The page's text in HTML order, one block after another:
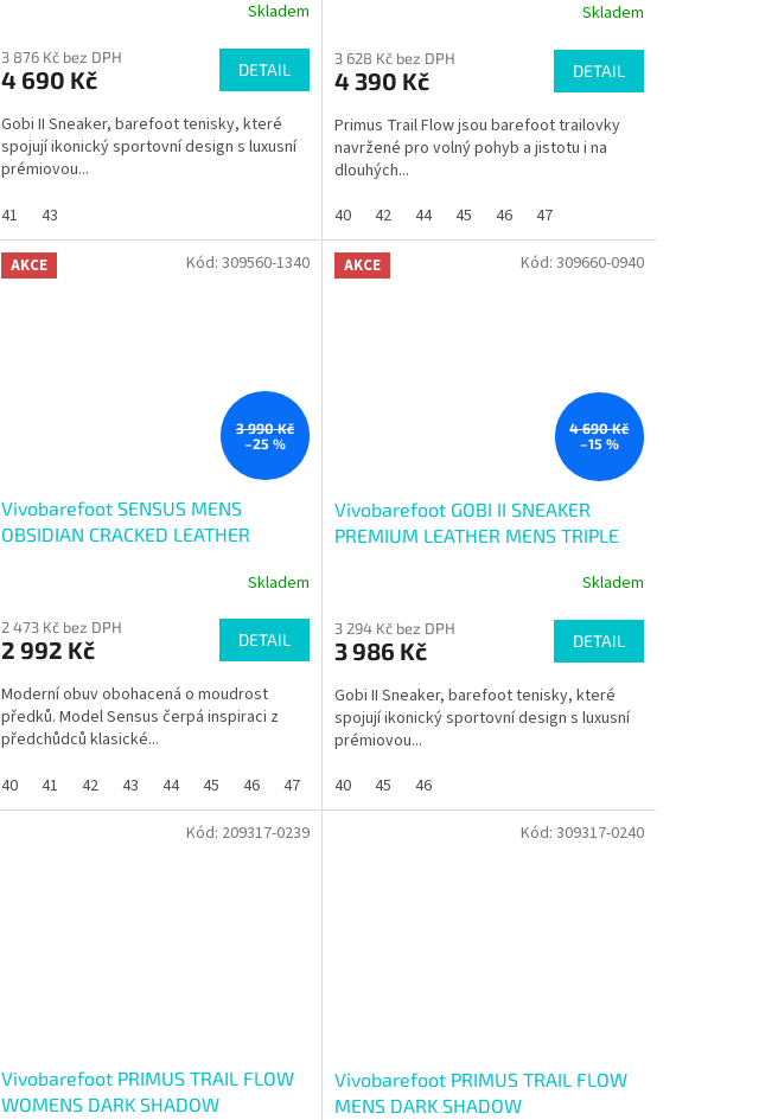
Skladem
3 876 Kč bez DPH
4 690 Kč DETAIL
Gobi II Sneaker, barefoot tenisky, které
spojují ikonický sportovní design s luxusní
prémiovou...
41
43
Skladem
3 628 Kč bez DPH
4 390 Kč DETAIL
Primus Trail Flow jsou barefoot trailovky
navržené pro volný pohyb a jistotu i na
dlouhých...
40
42 44 45 46 47
AKCE
3 990 Kč
–25 %
Vivobarefoot SENSUS MENS
OBSIDIAN CRACKED LEATHER
Skladem
2 473 Kč bez DPH
2 992 Kč DETAIL
Moderní obuv obohacená o moudrost
předků. Model Sensus čerpá inspiraci z
předchůdců klasické...
40
41 42 43 44 45 46 47
Kód: 309560-1340 AKCE
4 690 Kč
–15 %
Vivobarefoot GOBI II SNEAKER
PREMIUM LEATHER MENS TRIPLE
Skladem
3 294 Kč bez DPH
3 986 Kč DETAIL
Gobi II Sneaker, barefoot tenisky, které
spojují ikonický sportovní design s luxusní
prémiovou...
40
45 46
Kód: 309660-0940
Vivobarefoot PRIMUS TRAIL FLOW
WOMENS DARK SHADOW
Kód: 209317-0239
Vivobarefoot PRIMUS TRAIL FLOW
MENS DARK SHADOW
Kód: 309317-0240